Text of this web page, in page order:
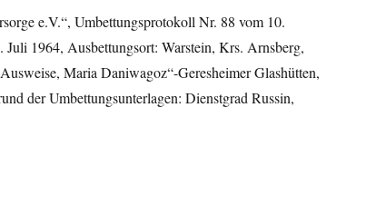
e.V.“, Umbettungsprotokoll Nr. 88 vom 10.
Juli 1964, Ausbettungsort: Warstein, Krs. Arnsberg,
Maria Daniwagoz“-Geresheimer Glashütten,
der Umbettungsunterlagen: Dienstgrad Russin,